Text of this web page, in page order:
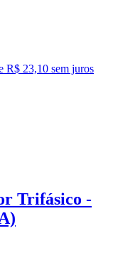
R$ 23,10 sem juros
Trifásico -